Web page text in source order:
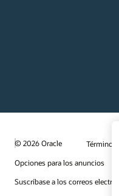
© 2026 Oracle
Términos
Opciones para los anuncios
Suscríbase a los correos